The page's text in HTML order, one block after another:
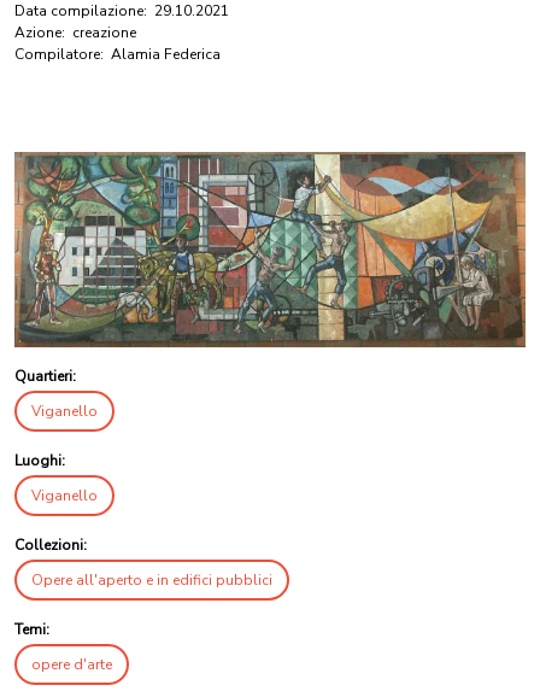
Data compilazione: 29.10.2021
Azione: creazione
Compilatore: Alamia Federica
Quartieri:
Viganello
Luoghi:
Viganello
Collezioni:
Opere all'aperto e in edifici pubblici
Temi:
opere d'arte